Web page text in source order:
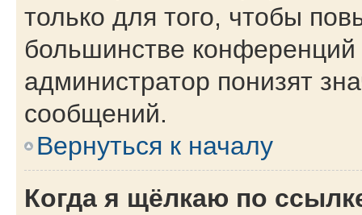
только для того, чтобы
большинстве
администратор понизят
сообщений.
Вернуться к началу
Когда я щёлкаю по